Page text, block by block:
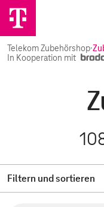
Telekom Zubehörshop·
In Kooperation mit
Filtern und sortieren